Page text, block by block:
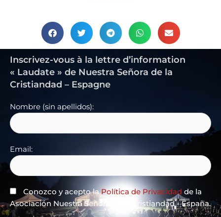
Inscrivez-vous à la lettre d’information
« Laudate » de Nuestra Señora de la
Cristiandad – Espagne
Nombre (sin apellidos):
Email:
Conozco y acepto laPolítica de Privacidad de la
Asociación Nuestra Señora de la Cristiandad - España.